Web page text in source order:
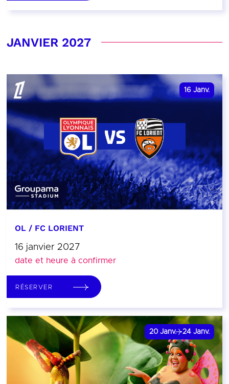
JANVIER 2027
16 Janv.
OL / FC LORIENT
16 janvier 2027
date et heure à confirmer
RÉSERVER
20 Janv. 24 Janv.